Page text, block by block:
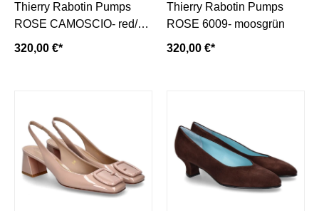
Thierry Rabotin Pumps
ROSE CAMOSCIO- red/
rot
320,00 €*
Thierry Rabotin Pumps
ROSE 6009- moosgrün
320,00 €*